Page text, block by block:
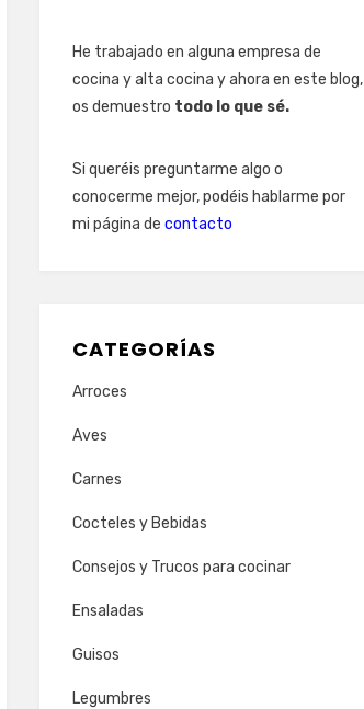
He trabajado en alguna empresa de
cocina y alta cocina y ahora en este blog,
os demuestro todo lo que sé.
Si queréis preguntarme algo o
conocerme mejor, podéis hablarme por
mi página de contacto
CATEGORÍAS
Arroces
Aves
Carnes
Cocteles y Bebidas
Consejos y Trucos para cocinar
Ensaladas
Guisos
Legumbres